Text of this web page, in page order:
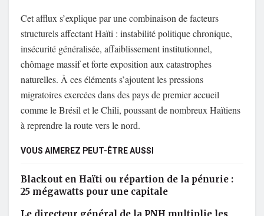
Cet afflux s’explique par une combinaison de facteurs
structurels affectant Haïti : instabilité politique chronique,
insécurité généralisée, affaiblissement institutionnel,
chômage massif et forte exposition aux catastrophes
naturelles. À ces éléments s’ajoutent les pressions
migratoires exercées dans des pays de premier accueil
comme le Brésil et le Chili, poussant de nombreux Haïtiens
à reprendre la route vers le nord.
VOUS AIMEREZ PEUT-ÊTRE AUSSI
Blackout en Haïti ou répartion de la pénurie :
25 mégawatts pour une capitale